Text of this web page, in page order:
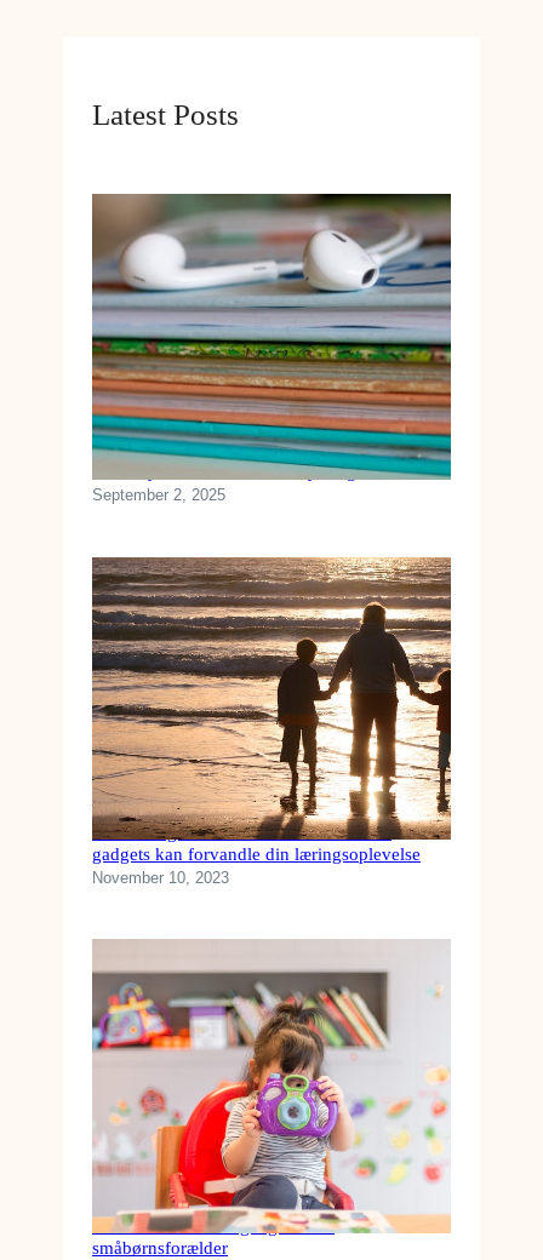
Latest Posts
Sådan lytter du nemmest til lydbøger
September 2, 2025
Fra kedelig til underholdende: Hvordan
gadgets kan forvandle din læringsoplevelse
November 10, 2023
Køb disse tekniske gadgets som
småbørnsforælder